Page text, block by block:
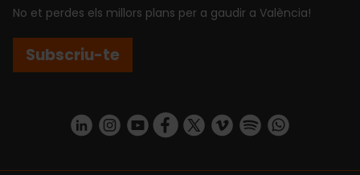
No et perdes els millors plans per a gaudir a València!
Subscriu-te
https://www.linkedin.com/company/turismo-valencia/mycompany/
https://www.instagram.com/visit_valencia/
https://www.youtube.com/user/
https://www.facebook.com/
https://twitter.com/
https://vimeo.com/
https://https://api.whatsapp.com/